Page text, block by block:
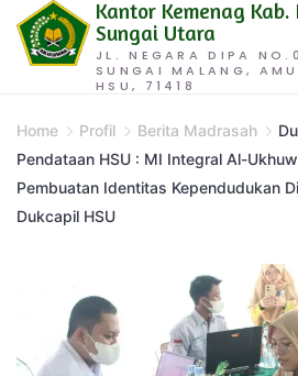
Skip
JL. NEGARA DIPA
SUNGAI MALANG,
HSU, 71418
Kantor Kemenag Kab.
Sungai Utara
Home Profil Berita Madrasah
Pendataan HSU : MI Integral Al-
Pembuatan Identitas Kependudukan
Dukcapil HSU